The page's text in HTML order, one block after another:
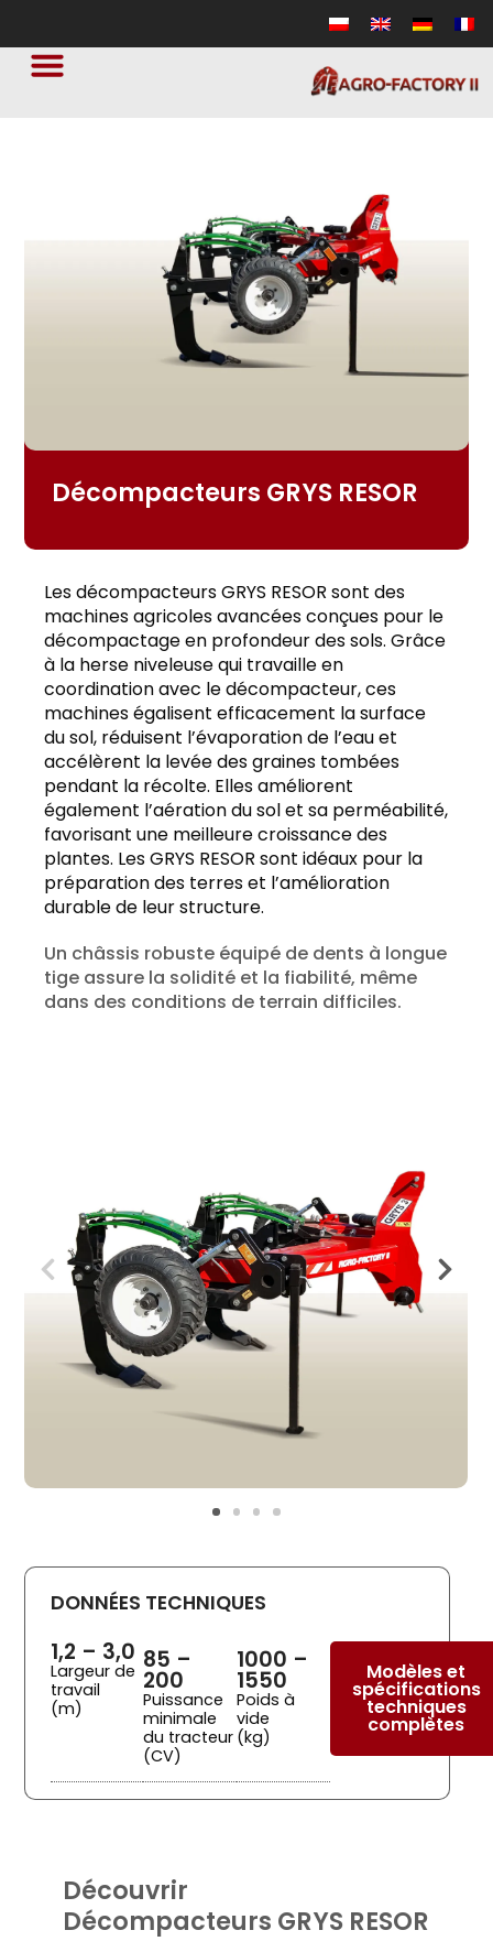
Décompacteurs GRYS RESOR
Les décompacteurs GRYS RESOR sont des
machines agricoles avancées conçues pour le
décompactage en profondeur des sols. Grâce
à la herse niveleuse qui travaille en
coordination avec le décompacteur, ces
machines égalisent efficacement la surface
du sol, réduisent l’évaporation de l’eau et
accélèrent la levée des graines tombées
pendant la récolte. Elles améliorent
également l’aération du sol et sa perméabilité,
favorisant une meilleure croissance des
plantes. Les GRYS RESOR sont idéaux pour la
préparation des terres et l’amélioration
durable de leur structure.
Un châssis robuste équipé de dents à longue
tige assure la solidité et la fiabilité, même
dans des conditions de terrain difficiles.
DONNÉES TECHNIQUES
1,2 – 3,0
Largeur de
travail
(m)
85 –
200
Puissance
minimale
du tracteur
(CV)
1000 –
1550
Poids à
vide
(kg)
Modèles et
spécifications
techniques
complètes
Découvrir
Décompacteurs GRYS RESOR